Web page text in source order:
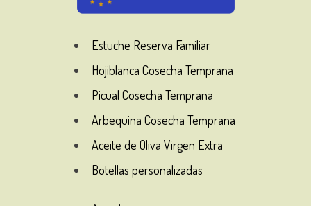
Estuche Reserva Familiar
Hojiblanca Cosecha Temprana
Picual Cosecha Temprana
Arbequina Cosecha Temprana
Aceite de Oliva Virgen Extra
Botellas personalizadas